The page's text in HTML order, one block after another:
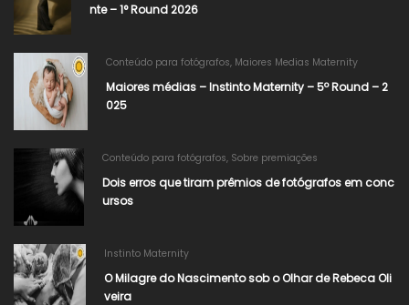
nte – 1° Round 2026
Conteúdo para fotógrafos, Maiores Medias Maternity
Maiores médias – Instinto Maternity – 5º Round – 2
025
Conteúdo para fotógrafos, Sobre premiações
Dois erros que tiram prêmios de fotógrafos em conc
ursos
Instinto Maternity
O Milagre do Nascimento sob o Olhar de Rebeca Oli
veira